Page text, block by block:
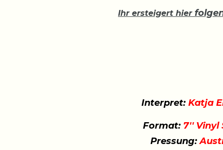
Ihr ersteigert hier
Interpret: Katja
Format:7'' Vinyl
Pressung: